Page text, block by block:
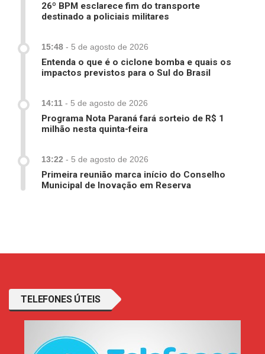
26º BPM esclarece fim do transporte
destinado a policiais militares
15:48 - 5 de agosto de 2026
Entenda o que é o ciclone bomba e quais os
impactos previstos para o Sul do Brasil
14:11 - 5 de agosto de 2026
Programa Nota Paraná fará sorteio de R$ 1
milhão nesta quinta-feira
13:22 - 5 de agosto de 2026
Primeira reunião marca início do Conselho
Municipal de Inovação em Reserva
TELEFONES ÚTEIS